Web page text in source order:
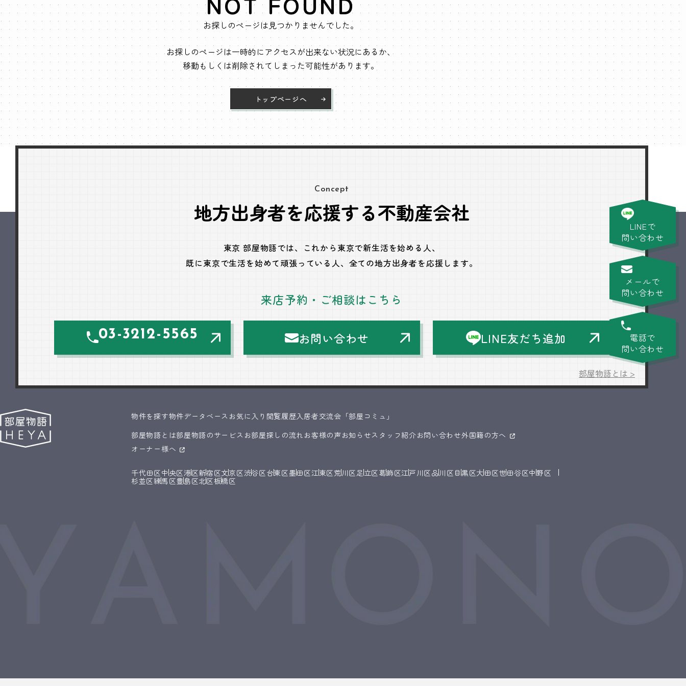
お探しのページは見つかりませんでした。
お探しのページは一時的にアクセスが出来ない状況にあるか、
移動もしくは削除されてしまった可能性があります。
トップページへ
Concept
地方出身者を応援する不動産会社
東京 部屋物語では、
これから東京で新生活を始める人、
既に東京で生活を始めて頑張っている人、 全ての地方出身者を応援します。
来店予約・ご相談はこちら
03-3212-5565 お問い合わせ LINE友だち追加
部屋物語とは >
物件を探す物件データベース お気に入り 閲覧履歴入居者交流会「部屋コミュ」
部屋物語とは部屋物語のサービス お部屋探しの流れ お客様の声お知らせスタッフ紹介お問い合わせ外国籍の方へ
オーナー様へ
千代田区中央区港区新宿区文京区渋谷区台東区墨田区江東区荒川区足立区葛飾区江戸川区品川区 目黒区大田区世田谷区中野区
杉並区練馬区豊島区北区板橋区
LINEで
問い合わせ
メールで
問い合わせ
電話で
問い合わせ